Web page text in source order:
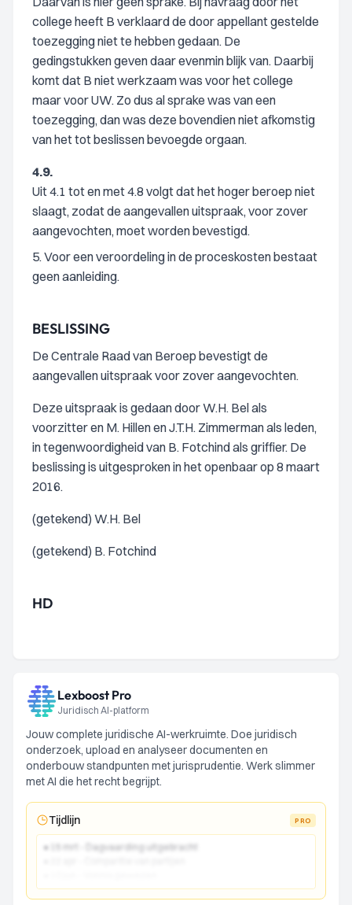
college heeft B verklaard de door appellant gestelde
toezegging niet te hebben gedaan. De
gedingstukken geven daar evenmin blijk van. Daarbij
komt dat B niet werkzaam was voor het college
maar voor UW. Zo dus al sprake was van een
toezegging, dan was deze bovendien niet afkomstig
van het tot beslissen bevoegde orgaan.
4.9.
Uit 4.1 tot en met 4.8 volgt dat het hoger beroep niet
slaagt, zodat de aangevallen uitspraak, voor zover
aangevochten, moet worden bevestigd.
5. Voor een veroordeling in de proceskosten bestaat
geen aanleiding.
BESLISSING
De Centrale Raad van Beroep bevestigt de
aangevallen uitspraak voor zover aangevochten.
Deze uitspraak is gedaan door W.H. Bel als
voorzitter en M. Hillen en J.T.H. Zimmerman als leden,
in tegenwoordigheid van B. Fotchind als griffier. De
beslissing is uitgesproken in het openbaar op 8 maart
2016.
(getekend) W.H. Bel
(getekend) B. Fotchind
HD
Lexboost Pro
Juridisch AI-platform
Jouw complete juridische AI-werkruimte. Doe juridisch
onderzoek, upload en analyseer documenten en
onderbouw standpunten met jurisprudentie. Werk slimmer
met AI die het recht begrijpt.
Tijdlijn PRO
● 15 mrt - Dagvaarding uitgebracht